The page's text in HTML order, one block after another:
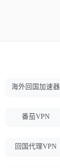
海外回国加速器
番茄VPN
回国代理VPN